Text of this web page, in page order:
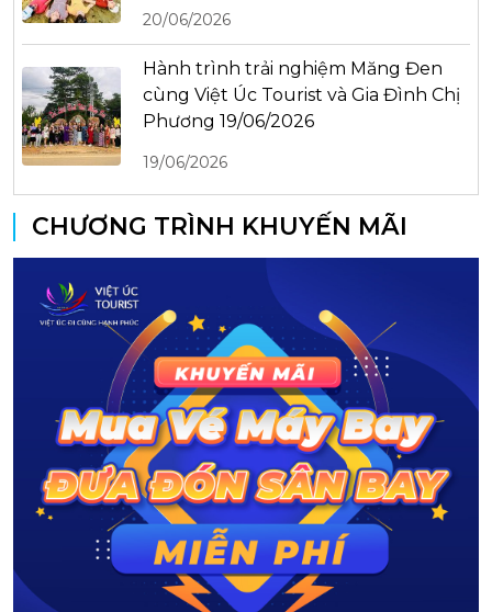
20/06/2026
Hành trình trải nghiệm Măng Đen
cùng Việt Úc Tourist và Gia Đình Chị
Phương 19/06/2026
19/06/2026
CHƯƠNG TRÌNH KHUYẾN MÃI